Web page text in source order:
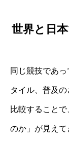
世界と日
同じ競技であ
タイル、普及
比較すること
のか」が見えて